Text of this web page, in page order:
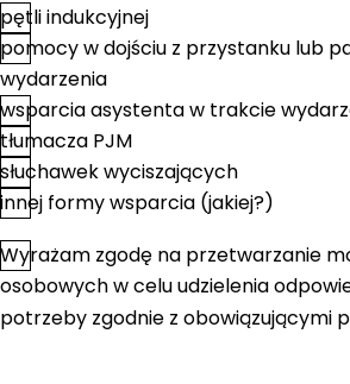
pętli indukcyjnej
pomocy w dojściu z przystanku lub
wydarzenia
wsparcia asystenta w trakcie
tłumacza PJM
słuchawek wyciszających
innej formy wsparcia (jakiej?)
Zgoda*
Wyrażam zgodę na przetwarzanie
osobowych w celu udzielenia
potrzeby zgodnie z obowiązującymi